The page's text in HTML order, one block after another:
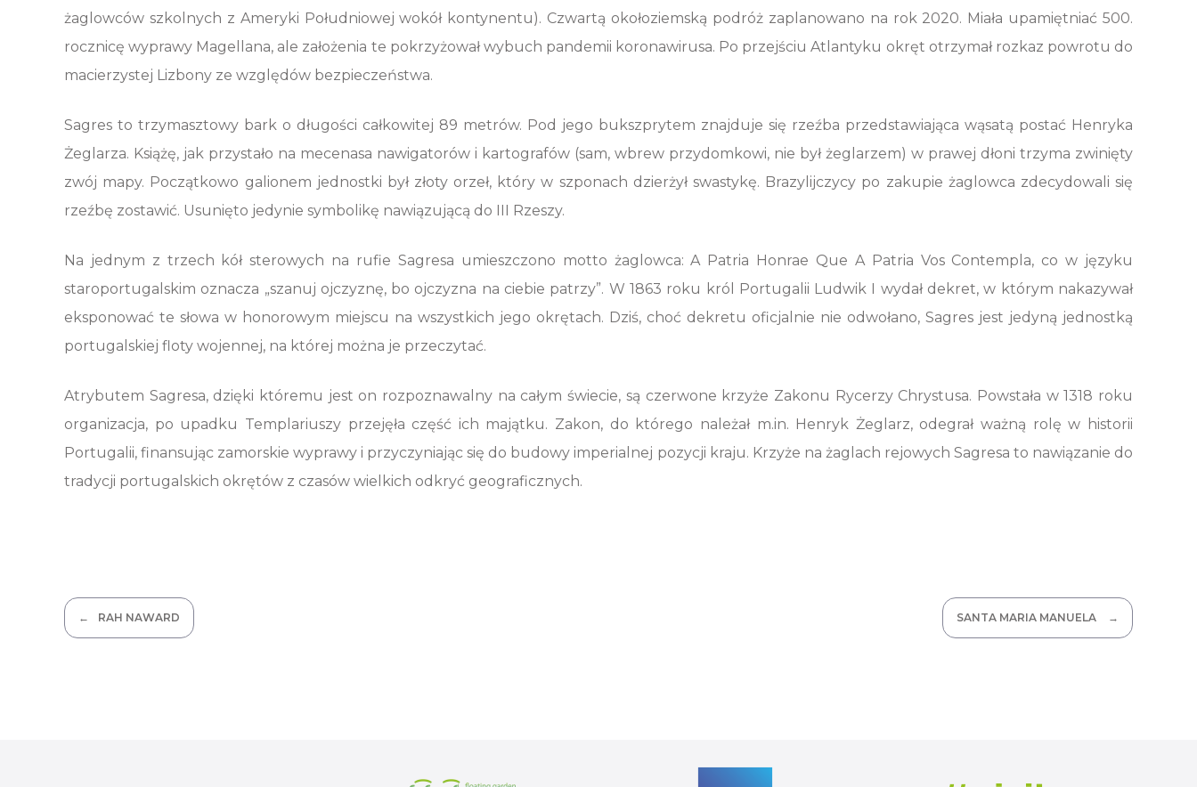
żaglowców szkolnych z Ameryki Południowej wokół kontynentu). Czwartą okołoziemską podróż zaplanowano na rok 2020. Miała upamiętniać 500.
rocznicę wyprawy Magellana, ale założenia te pokrzyżował wybuch pandemii koronawirusa. Po przejściu Atlantyku okręt otrzymał rozkaz powrotu do
macierzystej Lizbony ze względów bezpieczeństwa.
Sagres to trzymasztowy bark o długości całkowitej 89 metrów. Pod jego bukszprytem znajduje się rzeźba przedstawiająca wąsatą postać Henryka
Żeglarza. Książę, jak przystało na mecenasa nawigatorów i kartografów (sam, wbrew przydomkowi, nie był żeglarzem) w prawej dłoni trzyma zwinięty
zwój mapy. Początkowo galionem jednostki był złoty orzeł, który w szponach dzierżył swastykę. Brazylijczycy po zakupie żaglowca zdecydowali się
rzeźbę zostawić. Usunięto jedynie symbolikę nawiązującą do III Rzeszy.
Na jednym z trzech kół sterowych na rufie Sagresa umieszczono motto żaglowca: A Patria Honrae Que A Patria Vos Contempla, co w języku
staroportugalskim oznacza „szanuj ojczyznę, bo ojczyzna na ciebie patrzy”. W 1863 roku król Portugalii Ludwik I wydał dekret, w którym nakazywał
eksponować te słowa w honorowym miejscu na wszystkich jego okrętach. Dziś, choć dekretu oficjalnie nie odwołano, Sagres jest jedyną jednostką
portugalskiej floty wojennej, na której można je przeczytać.
Atrybutem Sagresa, dzięki któremu jest on rozpoznawalny na całym świecie, są czerwone krzyże Zakonu Rycerzy Chrystusa. Powstała w 1318 roku
organizacja, po upadku Templariuszy przejęła część ich majątku. Zakon, do którego należał m.in. Henryk Żeglarz, odegrał ważną rolę w historii
Portugalii, finansując zamorskie wyprawy i przyczyniając się do budowy imperialnej pozycji kraju. Krzyże na żaglach rejowych Sagresa to nawiązanie do
tradycji portugalskich okrętów z czasów wielkich odkryć geograficznych.
Nawigacja
RAH NAWARD SANTA MARIA MANUELA